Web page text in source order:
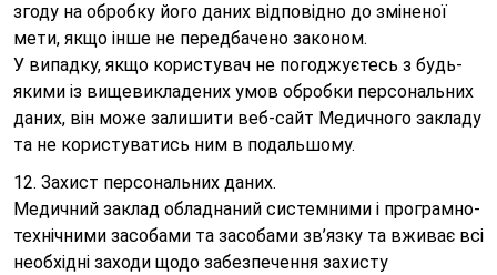
згоду на обробку його даних відповідно до зміненої
мети, якщо інше не передбачено законом.
У випадку, якщо користувач не погоджуєтесь з будь-
якими із вищевикладених умов обробки персональних
даних, він може залишити веб-сайт Медичного закладу
та не користуватись ним в подальшому.
12. Захист персональних даних.
Медичний заклад обладнаний системними і програмно-
технічними засобами та засобами зв’язку та вживає всі
необхідні заходи щодо забезпечення захисту